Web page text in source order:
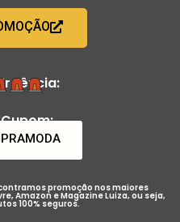
promoção nos maiores
Amazon e Magazine Luiza, ou seja,
100% seguros.